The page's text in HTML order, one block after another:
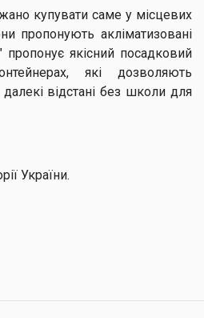
купувати саме у місцевих
пропонують акліматизовані
якісний посадковий
які дозволяють
відстані без школи для
України.